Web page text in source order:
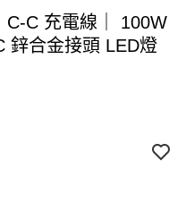
充電線｜ 100W
鋅合金接頭 LED燈